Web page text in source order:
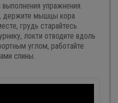
упражнения.
держите мышцы кора
грудь старайтесь
локти отводите вдоль
углом, работайте
спины.